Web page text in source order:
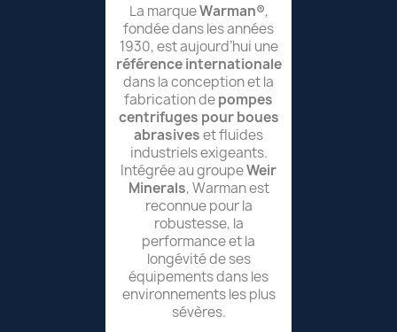
La marqueWarman®,
fondée dans les années
1930, est aujourd’hui une
référence internationale
dans la conception et la
fabrication depompes
centrifuges pour boues
abrasiveset fluides
industriels exigeants.
Intégrée au groupeWeir
Minerals, Warman est
reconnue pour la
robustesse, la
performance et la
longévité de ses
équipements dans les
environnements les plus
sévères.